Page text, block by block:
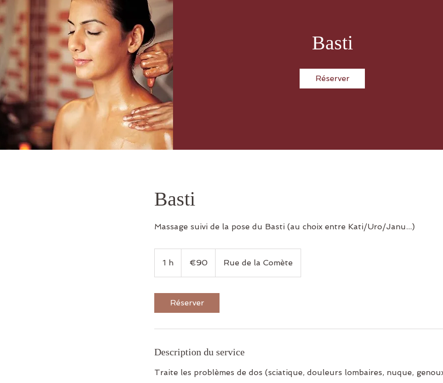
Basti
Réserver
Basti
Massage suivi de la pose du Basti (au choix entre Kati/Uro/Janu...)
1 h €90 Rue de la Comète
Réserver
Description du service
Traite les problèmes de dos (sciatique, douleurs lombaires, nuque,